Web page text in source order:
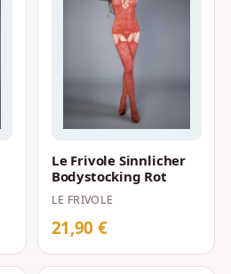
Le Frivole Sinnlicher
Bodystocking Rot
LE FRIVOLE
21,90 €